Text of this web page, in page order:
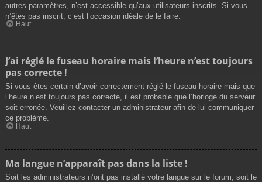
autres paramètres, n’est accessible qu’aux utilisateurs inscrits. Si vous
n’êtes pas inscrit, c’est l’occasion idéale de le faire.
Haut
J’ai réglé le fuseau horaire mais l’heure n’est toujours
pas correcte !
Si vous êtes certain d’avoir correctement réglé le fuseau horaire mais que
l’heure n’est toujours pas correcte, il est probable que l’horloge du serveur
soit erronée. Veuillez contacter un administrateur afin de lui communiquer
ce problème.
Haut
Ma langue n’apparaît pas dans la liste !
Soit les administrateurs n’ont pas installé votre langue sur le forum, soit le